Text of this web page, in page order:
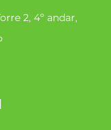
2, 4º andar,